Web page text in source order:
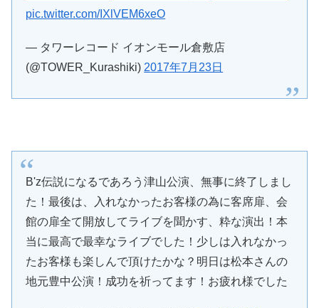
pic.twitter.com/IXlVEM6xeO
— タワーレコード イオンモール倉敷店
(@TOWER_Kurashiki) 2017年7月23日
B'z伝説になるであろう津山公演、無事に終了しまし
た！最後は、入れなかったお客様の為に客席扉、会
館の扉全て開放してライブを聞かす、粋な演出！本
当に最高で最幸なライブでした！少しは入れなかっ
たお客様も楽しんで頂けたかな？明日は松本さんの
地元豊中公演！成功を祈ってます！お疲れ様でした